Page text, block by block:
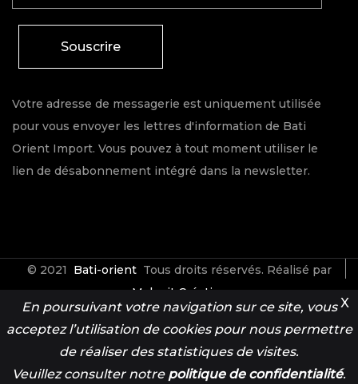
Souscrire
Votre adresse de messagerie est uniquement utilisée
pour vous envoyer les lettres d'information de Bati
Orient Import. Vous pouvez à tout moment utiliser le
lien de désabonnement intégré dans la newsletter.
© 2021 Bati-orient Tous droits réservés. Réalisé par
Make it Créative
Contact Espace Pro
En poursuivant votre navigation sur ce site, vous
acceptez l’utilisation de cookies pour nous permettre
de réaliser des statistiques de visites.
Veuillez consulter notre politique de confidentialité.
X